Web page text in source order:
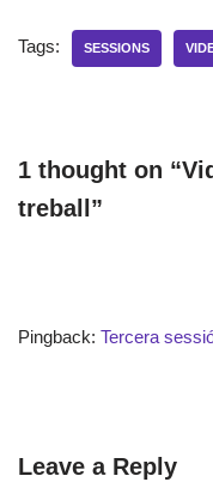
Tags: SESSIONS
1 thought on
treball”
Pingback: Tercera
Leave a Reply